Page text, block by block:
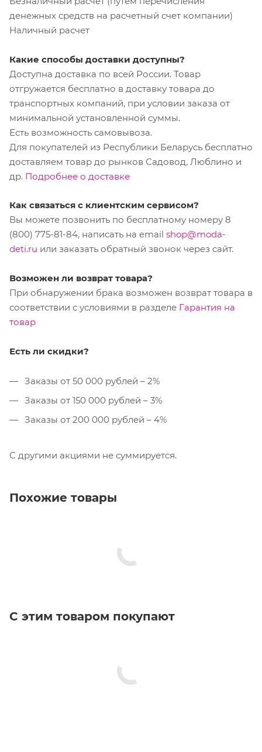
денежных средств на расчетный счет компании)
Наличный расчет
Какие способы доставки доступны?
Доступна доставка по всей России. Товар
отгружается бесплатно в доставку товара до
транспортных компаний, при условии заказа от
минимальной установленной суммы.
Есть возможность самовывоза.
Для покупателей из Республики Беларусь бесплатно
доставляем товар до рынков Садовод, Люблино и
др. Подробнее о доставке
Как связаться с клиентским сервисом?
Вы можете позвонить по бесплатному номеру 8
(800) 775-81-84, написать на email shop@moda-
deti.ru или заказать обратный звонок через сайт.
Возможен ли возврат товара?
При обнаружении брака возможен возврат товара в
соответствии с условиями в разделе Гарантия на
товар
Есть ли скидки?
Заказы от 50 000 рублей – 2%
Заказы от 150 000 рублей – 3%
Заказы от 200 000 рублей – 4%
С другими акциями не суммируется.
Похожие товары
С этим товаром покупают